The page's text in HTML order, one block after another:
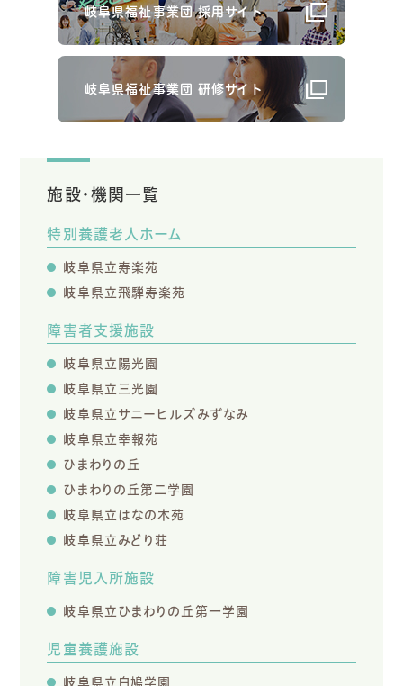
岐阜県福祉事業団 採用サイト
岐阜県福祉事業団 研修サイト
施設・機関一覧
特別養護老人ホーム
岐阜県立寿楽苑
岐阜県立飛騨寿楽苑
障害者支援施設
岐阜県立陽光園
岐阜県立三光園
岐阜県立サニーヒルズみずなみ
岐阜県立幸報苑
ひまわりの丘
ひまわりの丘第二学園
岐阜県立はなの木苑
岐阜県立みどり荘
障害児入所施設
岐阜県立ひまわりの丘第一学園
児童養護施設
岐阜県立白鳩学園